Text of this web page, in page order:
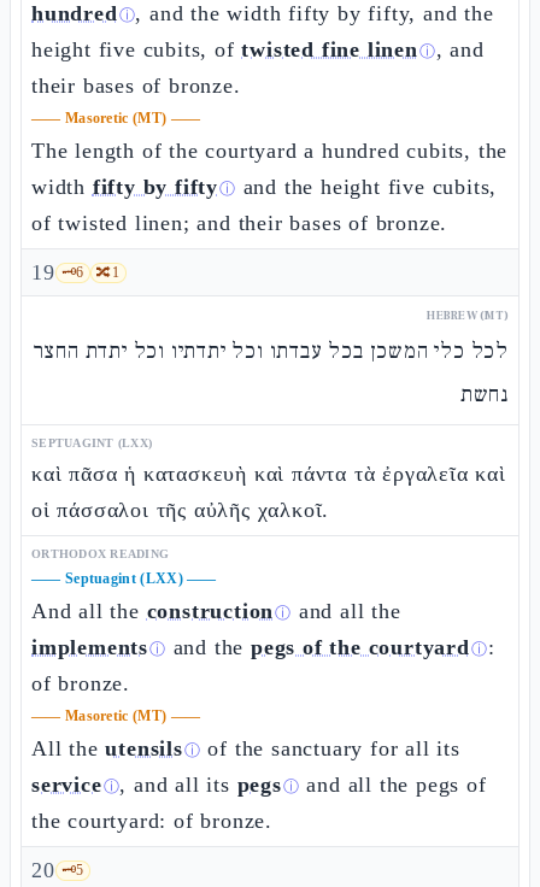
hundredⓘ, and the width fifty by fifty, and the
height five cubits, oftwisted fine linenⓘ, and
their bases of bronze.
—— Masoretic (MT) ——
The length of the courtyard a hundred cubits, the
width fifty by fiftyⓘ and the height five cubits,
of twisted linen; and their bases of bronze.
19 🗝️6 🔀1
HEBREW (MT)
לכל כלי המשכן בכל עבדתו וכל יתדתיו וכל יתדת החצר
נחשת
SEPTUAGINT (LXX)
καὶ πᾶσα ἡ κατασκευὴ καὶ πάντα τὰ ἐργαλεῖα καὶ
οἱ πάσσαλοι τῆς αὐλῆς χαλκοῖ.
ORTHODOX READING
—— Septuagint (LXX)——
And all the constructionⓘ and all the
implementsⓘ and thepegs of the courtyardⓘ:
of bronze.
—— Masoretic (MT) ——
All theutensilsⓘ of the sanctuary for all its
serviceⓘ, and all its pegsⓘ and all the pegs of
the courtyard: of bronze.
20 🗝️5